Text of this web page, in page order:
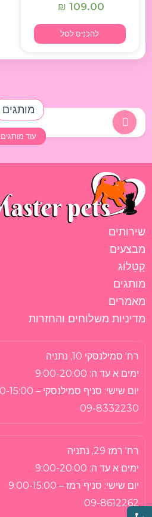
₪ 109.00
להכניס לסל
מותגים
עוד מותגים
רח' סמילנסקי 10, נתניה
ימים א עד ה: 9:00-20:00
יום שישי: סניף סמילנסקי – 9:00-15:00
09-8332230
רח' רמז 29, נתניה
ימים א עד ה: 9:00-20:00
יום שישי: סניף רמז – 9:00-15:00
09-8612262
שירותים
מבצעים
קָטָלוֹג
מותגים
מאמרים
מדיניות משלוחים והחזרות